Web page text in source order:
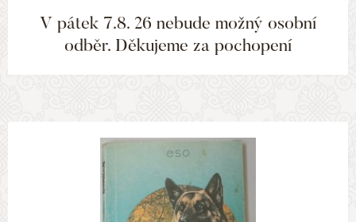
V pátek 7.8. 26 nebude možný osobní
odběr. Děkujeme za pochopení